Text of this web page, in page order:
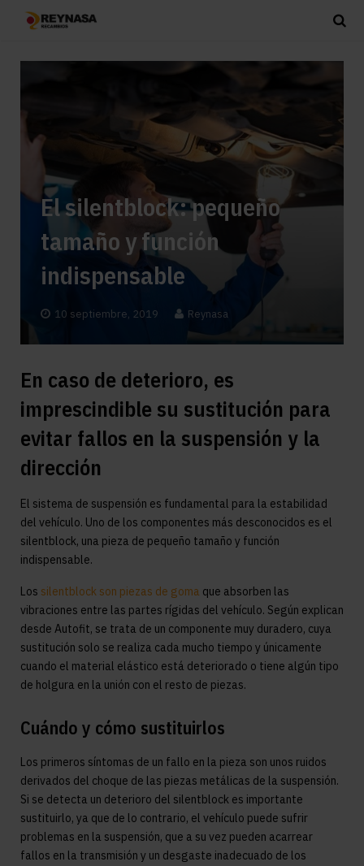
El silentblock: pequeño
tamaño y función
indispensable
10 septiembre, 2019 Reynasa
En caso de deterioro, es
imprescindible su sustitución para
evitar fallos en la suspensión y la
dirección
El sistema de suspensión es fundamental para la estabilidad
del vehículo. Uno de los componentes más desconocidos es el
silentblock, una pieza de pequeño tamaño y función
indispensable.
Los silentblock son piezas de goma que absorben las
vibraciones entre las partes rígidas del vehículo. Según explican
desde Autofit, se trata de un componente muy duradero, cuya
sustitución solo se realiza cada mucho tiempo y únicamente
cuando el material elástico está deteriorado o tiene algún tipo
de holgura en la unión con el resto de piezas.
Cuándo y cómo sustituirlos
Los primeros síntomas de un fallo en la pieza son unos ruidos
derivados del choque de las piezas metálicas de la suspensión.
Si se detecta un deterioro del silentblock es importante
sustituirlo, ya que de lo contrario, el vehículo puede sufrir
problemas en la suspensión, que a su vez pueden acarrear
fallos en la transmisión y un desgaste inadecuado de los